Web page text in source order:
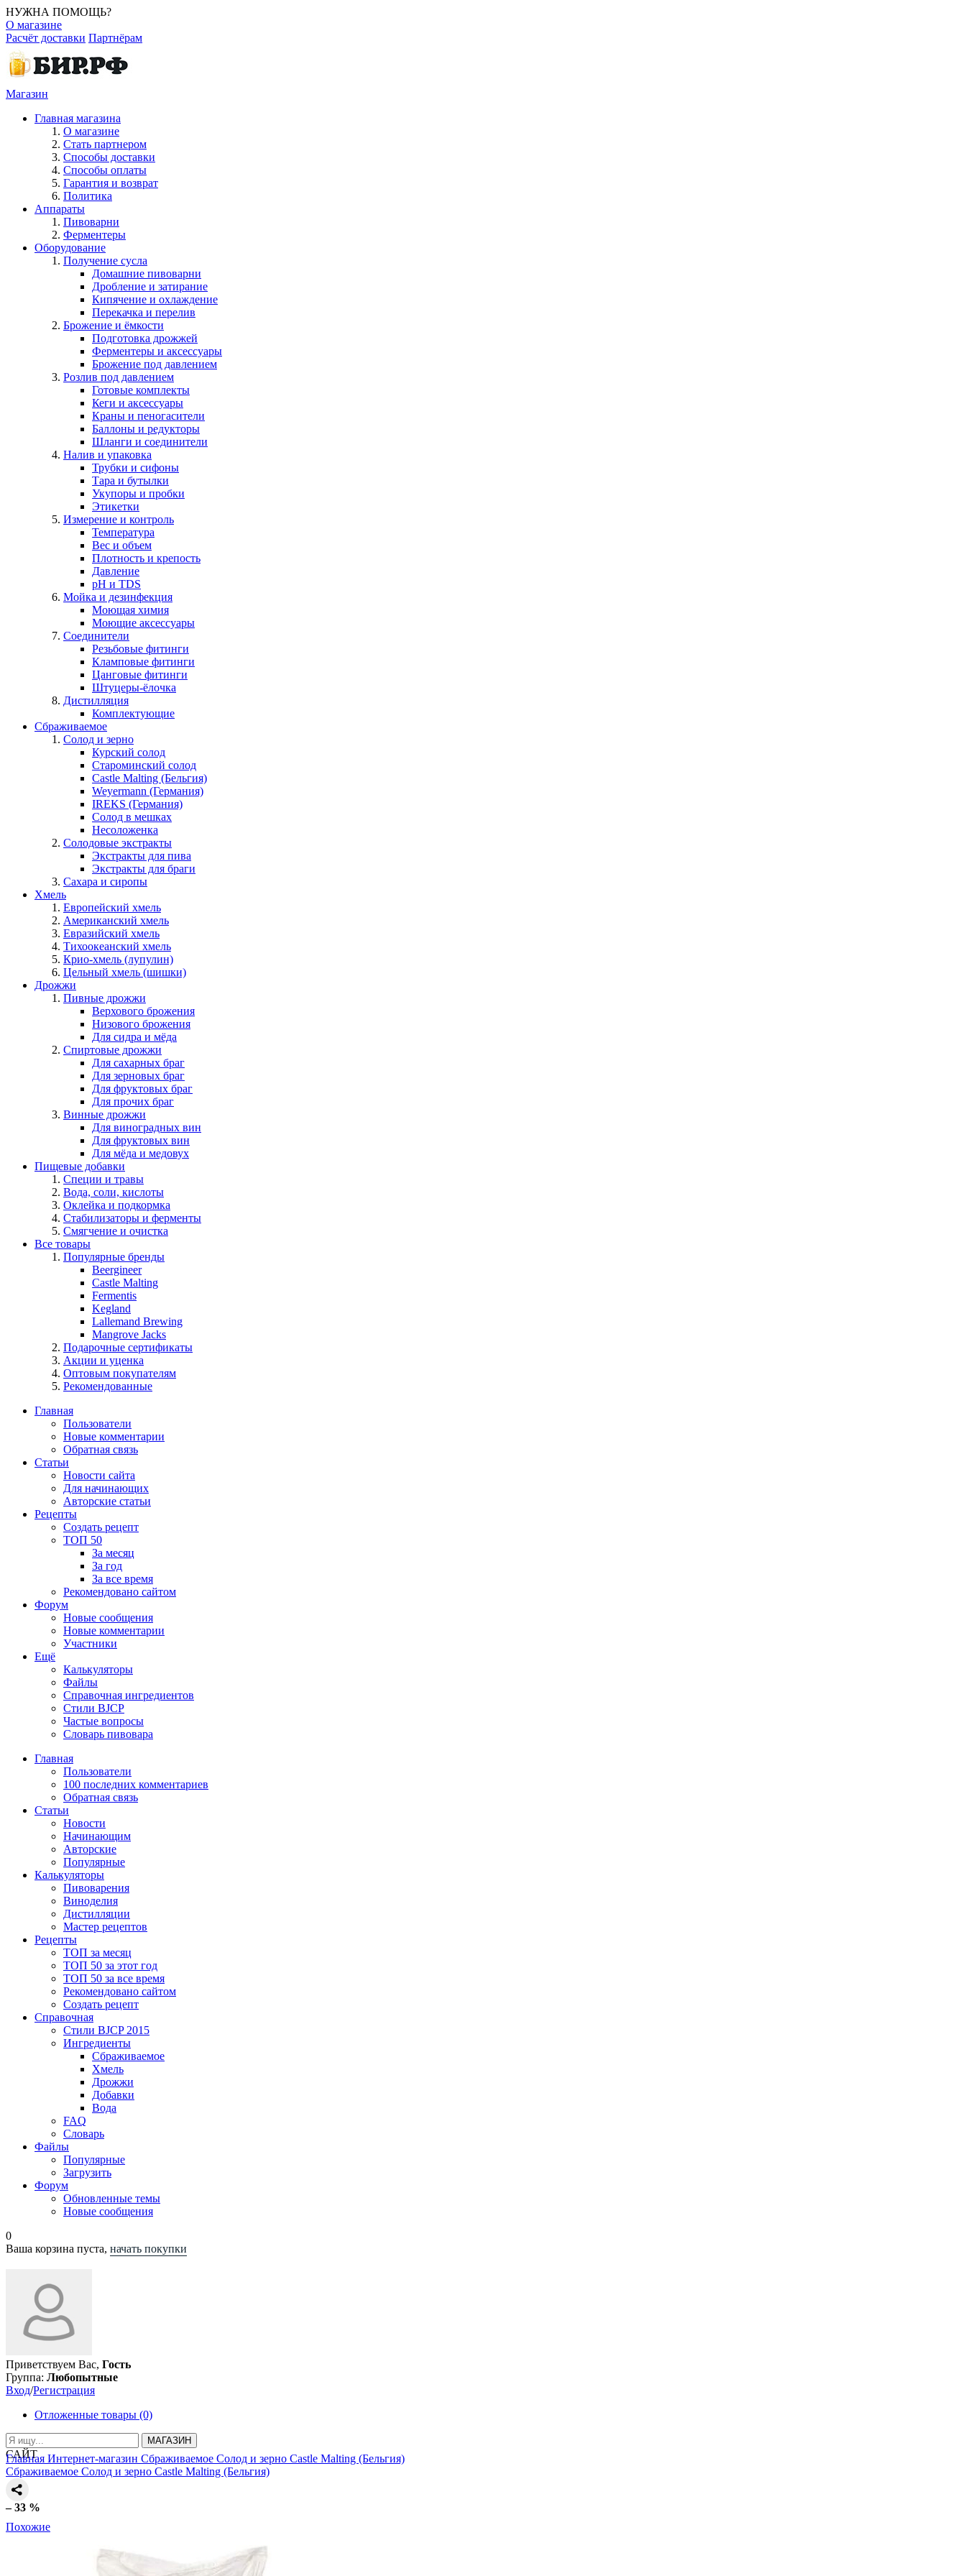
НУЖНА ПОМОЩЬ?
О магазине
Расчёт доставки Партнёрам
Магазин
Главная магазина
О магазине
Стать партнером
Способы доставки
Способы оплаты
Гарантия и возврат
Политика
Аппараты
Пивоварни
Ферментеры
Оборудование
Получение сусла
Домашние пивоварни
Дробление и затирание
Кипячение и охлаждение
Перекачка и перелив
Брожение и ёмкости
Подготовка дрожжей
Ферментеры и аксессуары
Брожение под давлением
Розлив под давлением
Готовые комплекты
Кеги и аксессуары
Краны и пеногасители
Баллоны и редукторы
Шланги и соединители
Налив и упаковка
Трубки и сифоны
Тара и бутылки
Укупоры и пробки
Этикетки
Измерение и контроль
Температура
Вес и объем
Плотность и крепость
Давление
pH и TDS
Мойка и дезинфекция
Моющая химия
Моющие аксессуары
Соединители
Резьбовые фитинги
Кламповые фитинги
Цанговые фитинги
Штуцеры-ёлочка
Дистилляция
Комплектующие
Сбраживаемое
Солод и зерно
Курский солод
Староминский солод
Castle Malting (Бельгия)
Weyermann (Германия)
IREKS (Германия)
Солод в мешках
Несоложенка
Солодовые экстракты
Экстракты для пива
Экстракты для браги
Сахара и сиропы
Хмель
Европейский хмель
Американский хмель
Евразийский хмель
Тихоокеанский хмель
Крио-хмель (лупулин)
Цельный хмель (шишки)
Дрожжи
Пивные дрожжи
Верхового брожения
Низового брожения
Для сидра и мёда
Спиртовые дрожжи
Для сахарных браг
Для зерновых браг
Для фруктовых браг
Для прочих браг
Винные дрожжи
Для виноградных вин
Для фруктовых вин
Для мёда и медовух
Пищевые добавки
Специи и травы
Вода, соли, кислоты
Оклейка и подкормка
Стабилизаторы и ферменты
Смягчение и очистка
Все товары
Популярные бренды
Beergineer
Castle Malting
Fermentis
Kegland
Lallemand Brewing
Mangrove Jacks
Подарочные сертификаты
Акции и уценка
Оптовым покупателям
Рекомендованные
Главная
Пользователи
Новые комментарии
Обратная связь
Статьи
Новости сайта
Для начинающих
Авторские статьи
Рецепты
Создать рецепт
ТОП 50
За месяц
За год
За все время
Рекомендовано сайтом
Форум
Новые сообщения
Новые комментарии
Участники
Ещё
Калькуляторы
Файлы
Справочная ингредиентов
Стили BJCP
Частые вопросы
Словарь пивовара
Главная
Пользователи
100 последних комментариев
Обратная связь
Статьи
Новости
Начинающим
Авторские
Популярные
Калькуляторы
Пивоварения
Виноделия
Дистилляции
Мастер рецептов
Рецепты
ТОП за месяц
ТОП 50 за этот год
ТОП 50 за все время
Рекомендовано сайтом
Создать рецепт
Справочная
Стили BJCP 2015
Ингредиенты
Сбраживаемое
Хмель
Дрожжи
Добавки
Вода
FAQ
Словарь
Файлы
Популярные
Загрузить
Форум
Обновленные темы
Новые сообщения
0
Ваша корзина пуста, начать покупки
Приветствуем Вас, Гость
Группа: Любопытные
Вход/Регистрация
Отложенные товары (0)
МАГАЗИН
САЙТ
Главная Интернет-магазин Сбраживаемое Солод и зерно Castle Malting (Бельгия)
Сбраживаемое Солод и зерно Castle Malting (Бельгия)
– 33 %
Похожие